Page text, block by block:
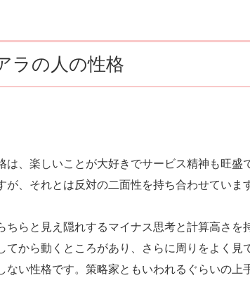
ラの人の性格
は、楽しいことが大好きでサービス精神も旺盛
、それとは反対の二面性を持ち合わせていま
ちらと見え隠れするマイナス思考と計算高さを
てから動くところがあり、さらに周りをよく見
ない性格です。策略家ともいわれるぐらいの上